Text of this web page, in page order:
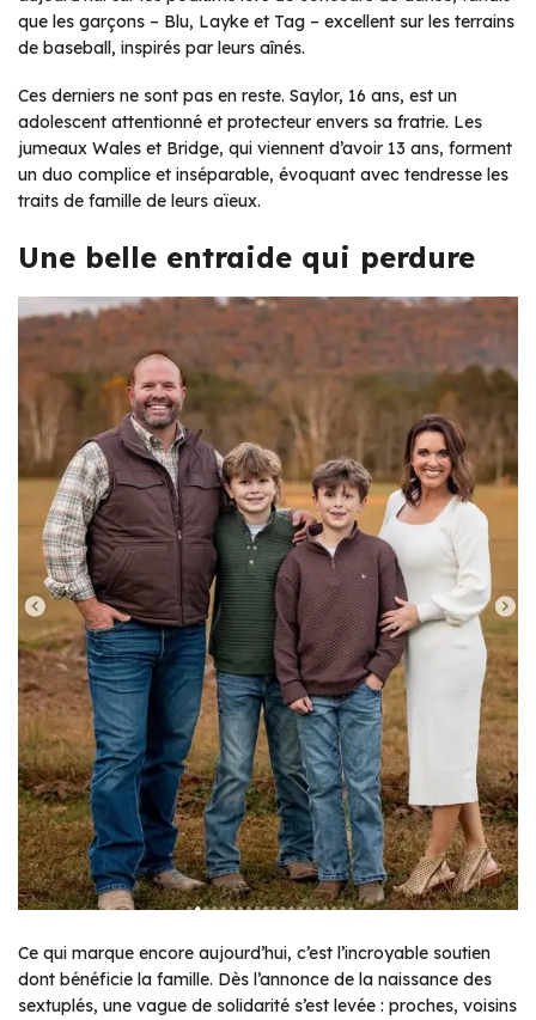
que les garçons – Blu, Layke et Tag – excellent sur les terrains
de baseball, inspirés par leurs aînés.
Ces derniers ne sont pas en reste. Saylor, 16 ans, est un
adolescent attentionné et protecteur envers sa fratrie. Les
jumeaux Wales et Bridge, qui viennent d’avoir 13 ans, forment
un duo complice et inséparable, évoquant avec tendresse les
traits de famille de leurs aïeux.
Une belle entraide qui perdure
Ce qui marque encore aujourd’hui, c’est l’incroyable soutien
dont bénéficie la famille. Dès l’annonce de la naissance des
sextuplés, une vague de solidarité s’est levée : proches, voisins